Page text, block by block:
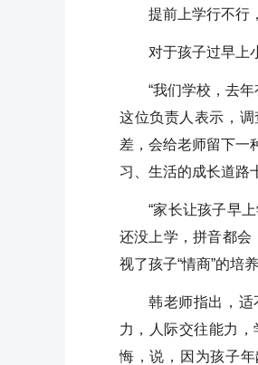
提前上学行不行
对于孩子过早上
“我们学校，去
这位负责人表示，
差，会给老师留下一
习、生活的成长道路
“家长让孩子早
还没上学，拼音都会
视了孩子“情商”的培养
韩老师指出，
力，人际交往能力
悔，说，因为孩子